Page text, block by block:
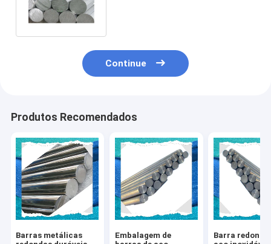
Continue
Produtos Recomendados
Barras metálicas
Embalagem de
Barra redonda